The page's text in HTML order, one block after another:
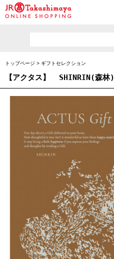
トップページ > ギフトセレクション
【アクタス】 SHINRIN(森林)